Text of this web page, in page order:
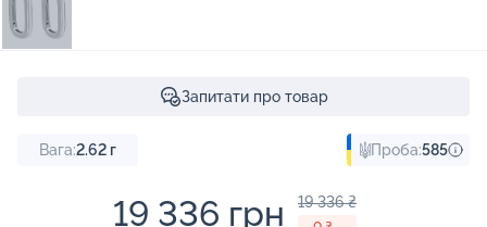
Запитати про товар
Вага:2.62 г Проба:585
19 336 грн 19 336 ₴